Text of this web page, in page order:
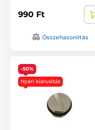
990 Ft
Összehasonlítás
-50%
Nyári kiárusítás